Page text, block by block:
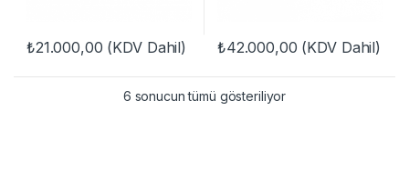
₺21.000,00 (KDV Dahil) ₺42.000,00 (KDV Dahil)
6 sonucun tümü gösteriliyor